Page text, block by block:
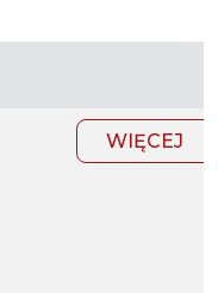
WIĘCEJ